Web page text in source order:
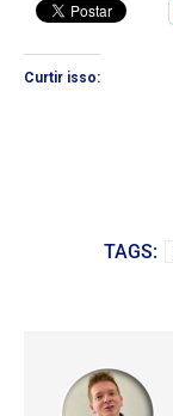
Curtir isso:
TAGS: